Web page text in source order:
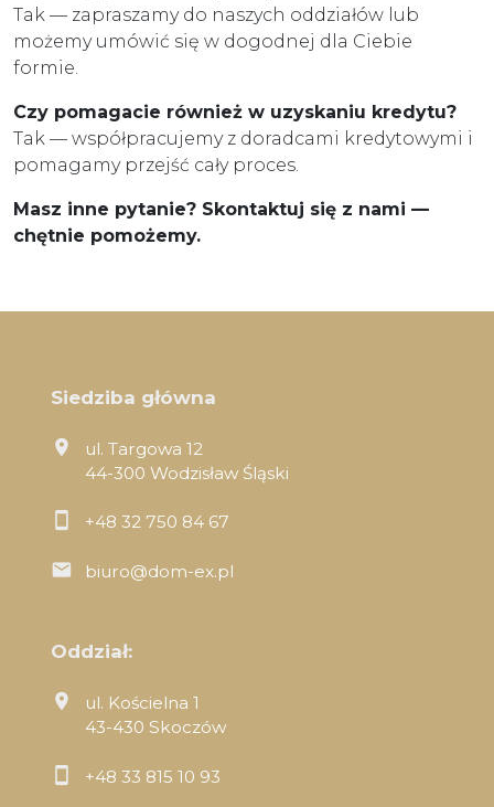
Tak — zapraszamy do naszych oddziałów lub
możemy umówić się w dogodnej dla Ciebie
formie.
Czy pomagacie również w uzyskaniu kredytu?
Tak — współpracujemy z doradcami kredytowymi i
pomagamy przejść cały proces.
Masz inne pytanie? Skontaktuj się z nami —
chętnie pomożemy.
Siedziba główna
ul. Targowa 12
44-300 Wodzisław Śląski
+48 32 750 84 67
biuro@dom-ex.pl
Oddział:
ul. Kościelna 1
43-430 Skoczów
+48 33 815 10 93